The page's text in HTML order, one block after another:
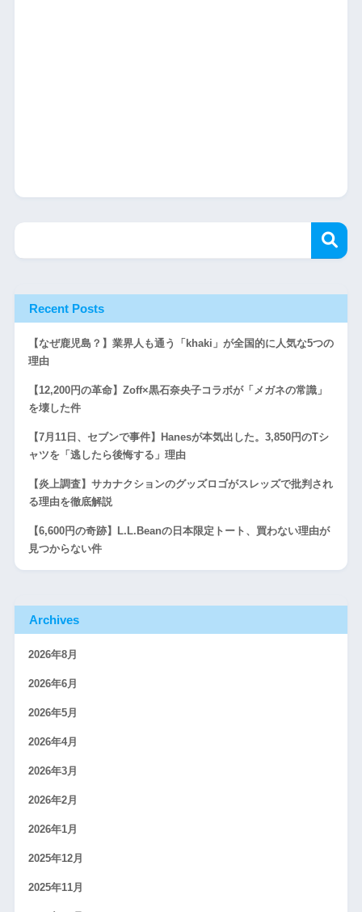
Recent Posts
【なぜ鹿児島？】業界人も通う「khaki」が全国的に人気な5つの
理由
【12,200円の革命】Zoff×黒石奈央子コラボが「メガネの常識」
を壊した件
【7月11日、セブンで事件】Hanesが本気出した。3,850円のTシ
ャツを「逃したら後悔する」理由
【炎上調査】サカナクションのグッズロゴがスレッズで批判され
る理由を徹底解説
【6,600円の奇跡】L.L.Beanの日本限定トート、買わない理由が
見つからない件
Archives
2026年8月
2026年6月
2026年5月
2026年4月
2026年3月
2026年2月
2026年1月
2025年12月
2025年11月